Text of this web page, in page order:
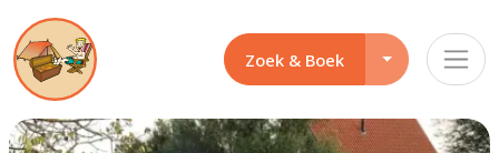
Zoek & Boek Opties